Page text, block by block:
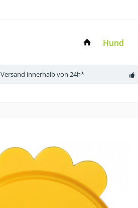
Hund
Versand innerhalb von 24h*